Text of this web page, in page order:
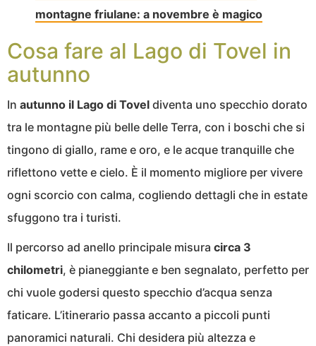
montagne friulane: a novembre è magico
Cosa fare al Lago di Tovel in
autunno
In autunno il Lago di Tovel diventa uno specchio dorato
tra le montagne più belle delle Terra, con i boschi che si
tingono di giallo, rame e oro, e le acque tranquille che
riflettono vette e cielo. È il momento migliore per vivere
ogni scorcio con calma, cogliendo dettagli che in estate
sfuggono tra i turisti.
Il percorso ad anello principale misura circa 3
chilometri, è pianeggiante e ben segnalato, perfetto per
chi vuole godersi questo specchio d’acqua senza
faticare. L’itinerario passa accanto a piccoli punti
panoramici naturali. Chi desidera più altezza e